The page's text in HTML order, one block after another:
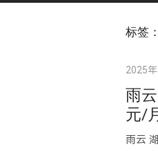
标签：
Posted
on
2025
雨
元/
雨云